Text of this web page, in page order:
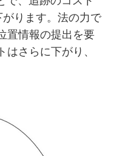
ります。法の力で
置情報の提出を要
さらに下がり、